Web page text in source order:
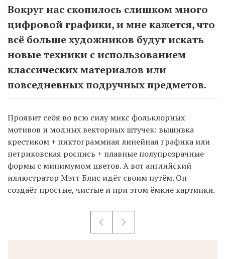
Вокруг нас скопилось слишком много
цифровой графики, и мне кажется, что
всё больше художников будут искать
новые техники с использованием
классических материалов или
повседневных подручных предметов.
Проявит себя во всю силу микс фольклорных
мотивов и модных векторных штучек: вышивка
крестиком + пиктограммная линейная графика или
петриковская роспись + плавные полупрозрачные
формы с минимумом цветов. А вот английский
иллюстратор Мэтт Блис идёт своим путём. Он
создаёт простые, чистые и при этом ёмкие картинки.